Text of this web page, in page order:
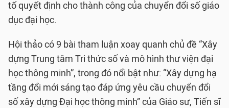
tố quyết định cho thành công của chuyển đổi số giáo
dục đại học.
Hội thảo có 9 bài tham luận xoay quanh chủ đề “Xây
dựng Trung tâm Tri thức số và mô hình thư viện đại
học thông minh”, trong đó nổi bật như: “Xây dựng hạ
tầng đổi mới sáng tạo đáp ứng yêu cầu chuyển đổi
số xây dựng Đại học thông minh” của Giáo sư, Tiến sĩ